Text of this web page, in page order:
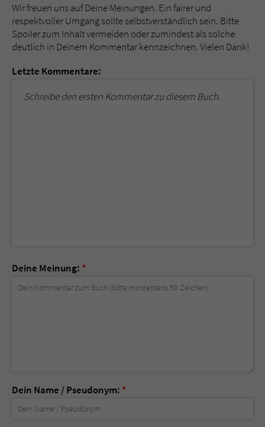
Wir freuen uns auf Deine Meinungen. Ein fairer und
respektvoller Umgang sollte selbstverständlich sein. Bitte
Spoiler zum Inhalt vermeiden oder zumindest als solche
deutlich in Deinem Kommentar kennzeichnen. Vielen Dank!
Letzte Kommentare:
Schreibe den ersten Kommentar zu diesem Buch.
Deine Meinung: *
Dein Name / Pseudonym: *